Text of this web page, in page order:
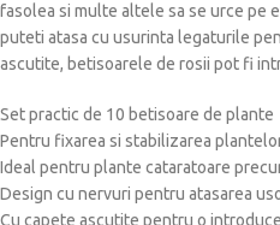
fasolea si multe altele sa se urce pe
puteti atasa cu usurinta legaturile
ascutite, betisoarele de rosii pot fi
Set practic de 10 betisoare de plante
Pentru fixarea si stabilizarea
Ideal pentru plante cataratoare
Design cu nervuri pentru atasarea
Cu capete ascutite pentru o